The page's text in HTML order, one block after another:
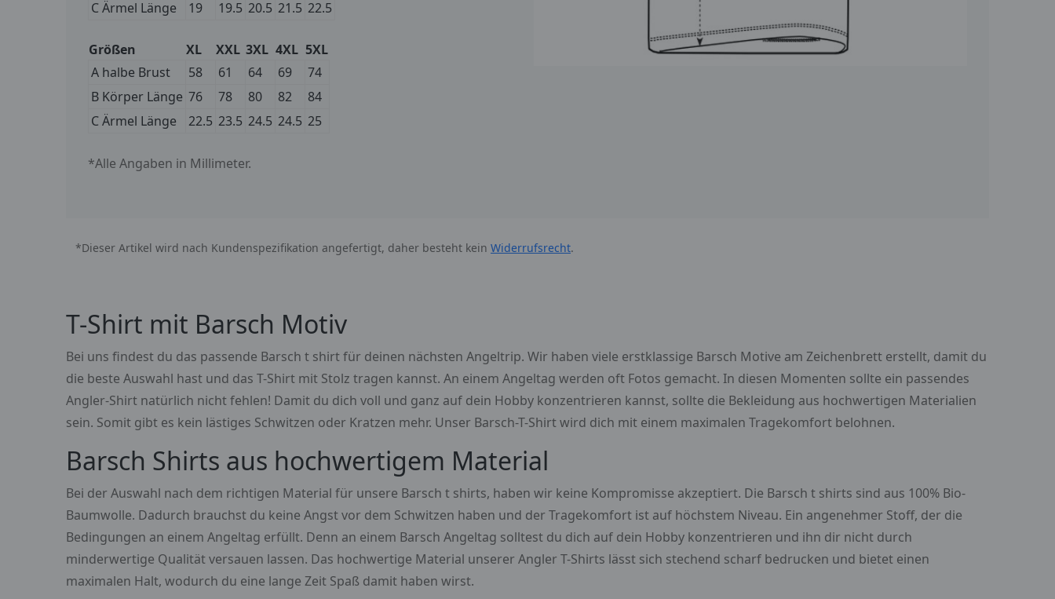
C Ärmel Länge
19 19.5 20.5 21.5 22.5
Größen XL XXL 3XL 4XL 5XL
A halbe Brust
58 61 64 69
74
B Körper Länge 76 78 80 82
84
C Ärmel Länge
22.5 23.5 24.5 24.5 25
*Alle Angaben in Millimeter.
*Dieser Artikel wird nach Kundenspezifikation angefertigt, daher besteht kein Widerrufsrecht.
T-Shirt mit Barsch Motiv
Bei uns findest du das passende Barsch t shirt für deinen nächsten Angeltrip. Wir haben viele erstklassige Barsch Motive am Zeichenbrett erstellt, damit du
die beste Auswahl hast und das T-Shirt mit Stolz tragen kannst. An einem Angeltag werden oft Fotos gemacht. In diesen Momenten sollte ein passendes
Angler-Shirt natürlich nicht fehlen! Damit du dich voll und ganz auf dein Hobby konzentrieren kannst, sollte die Bekleidung aus hochwertigen Materialien
sein. Somit gibt es kein lästiges Schwitzen oder Kratzen mehr. Unser Barsch-T-Shirt wird dich mit einem maximalen Tragekomfort belohnen.
Barsch Shirts aus hochwertigem Material
Bei der Auswahl nach dem richtigen Material für unsere Barsch t shirts, haben wir keine Kompromisse akzeptiert. Die Barsch t shirts sind aus 100% Bio-
Baumwolle. Dadurch brauchst du keine Angst vor dem Schwitzen haben und der Tragekomfort ist auf höchstem Niveau. Ein angenehmer Stoff, der die
Bedingungen an einem Angeltag erfüllt. Denn an einem Barsch Angeltag solltest du dich auf dein Hobby konzentrieren und ihn dir nicht durch
minderwertige Qualität versauen lassen. Das hochwertige Material unserer Angler T-Shirts lässt sich stechend scharf bedrucken und bietet einen
maximalen Halt, wodurch du eine lange Zeit Spaß damit haben wirst.